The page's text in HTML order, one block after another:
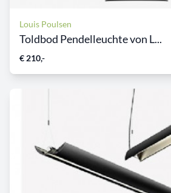
Louis Poulsen
Toldbod Pendelleuchte von L...
€ 210,-